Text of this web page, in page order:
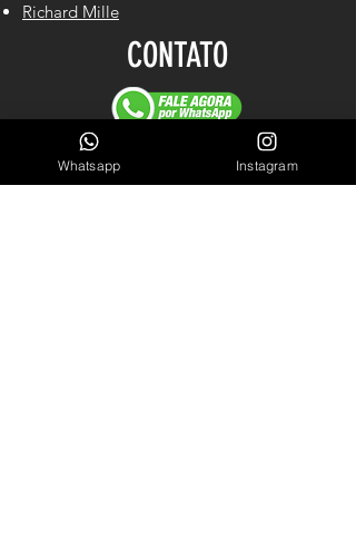
Richard Mille
CONTATO
Cel/WhastApp: (61) 98140-2550
Whatsapp Instagram